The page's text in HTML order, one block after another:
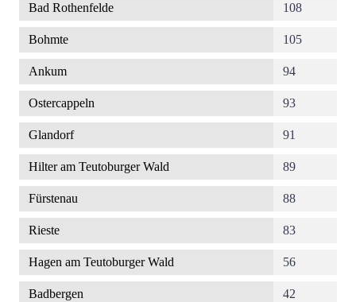
Bad Rothenfelde 108
Bohmte 105
Ankum 94
Ostercappeln 93
Glandorf 91
Hilter am Teutoburger Wald 89
Fürstenau 88
Rieste 83
Hagen am Teutoburger Wald 56
Badbergen 42